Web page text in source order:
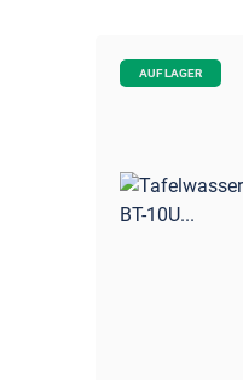
AUF LAGER